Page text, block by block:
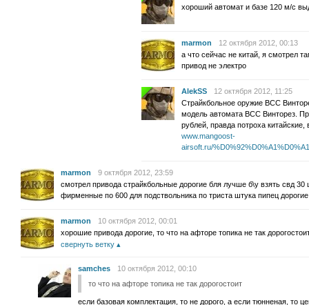
хороший автомат и базе 120 м/с
marmon
12 октября 2012, 00:13
а что сейчас не китай, я смотрел
привод не электро
AlekSS
12 октября 2012, 11:25
Страйкбольное оружие ВСС
модель автомата ВСС Винторез.
рублей, правда потроха китайские,
www.mangoost-
airsoft.ru/
marmon
9 октября 2012, 23:59
смотрел привода страйкбольные дорогие бля лучше б\у взять свд
фирменные по 600 для подствольника по триста штука пипец
marmon
10 октября 2012, 00:01
хорошие привода дорогие, то что на афторе топика не так
свернуть ветку
samches
10 октября 2012, 00:10
то что на афторе топика не так дорогостоит
если базовая комплектация, то не дорого, а если тюнненая, то